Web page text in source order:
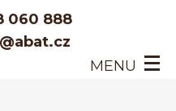
060 888
MENU